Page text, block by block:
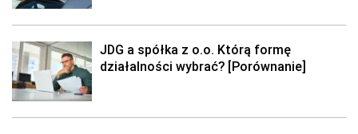
JDG a spółka z o.o. Którą formę
działalności wybrać? [Porównanie]